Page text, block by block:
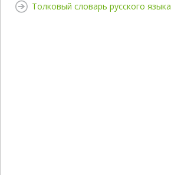
Толковый словарь русского языка